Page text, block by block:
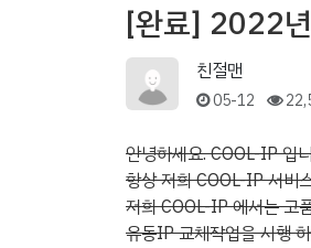
[완료] 2022
친절맨
05-12
안녕하세요. COOL-IP 입
항상 저희 COOL-IP 서비
저희 COOL-IP 에서는 고
유동IP 교체작업을 시행